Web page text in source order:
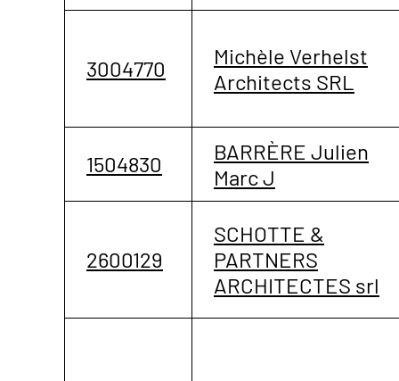
3004770
Michèle Verhelst
Architects SRL
1504830
BARRÈRE Julien
Marc J
2600129
SCHOTTE &
PARTNERS
ARCHITECTES srl